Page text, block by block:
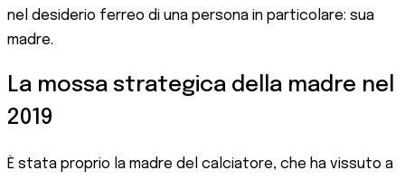
nel desiderio ferreo di una persona in particolare: sua
madre.
La mossa strategica della madre nel
2019
È stata proprio la madre del calciatore, che ha vissuto a